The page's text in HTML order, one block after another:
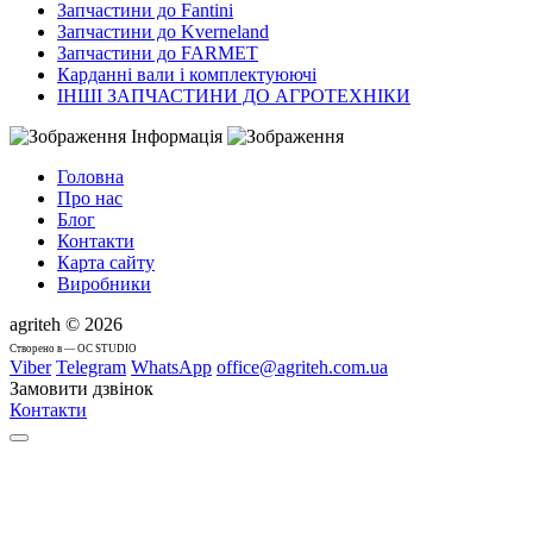
Запчастини до Fantini
Запчастини до Kverneland
Запчастини до FARMET
Карданні вали і комплектуюючі
ІНШІ ЗАПЧАСТИНИ ДО АГРОТЕХНІКИ
Інформація
Головна
Про нас
Блог
Контакти
Карта сайту
Виробники
agriteh © 2026
Cтворено в — OC STUDIO
Viber Telegram WhatsApp office@agriteh.com.ua
Замовити дзвінок
Контакти